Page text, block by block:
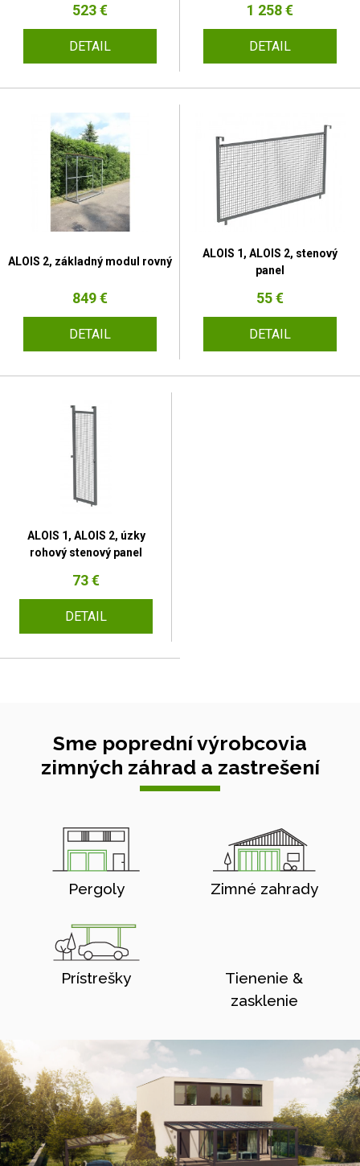
523 €
DETAIL
1 258 €
DETAIL
ALOIS 2, základný modul rovný
849 €
DETAIL
ALOIS 1, ALOIS 2, stenový
panel
55 €
DETAIL
ALOIS 1, ALOIS 2, úzky
rohový stenový panel
73 €
DETAIL
Sme poprední výrobcovia
zimných záhrad a zastrešení
Pergoly Zimné zahrady
Prístrešky
Tienenie &
zasklenie